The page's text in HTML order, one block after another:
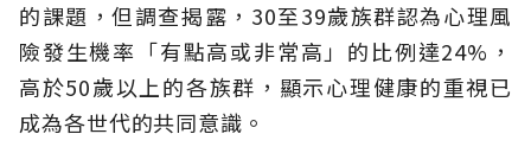
的課題，但調查揭露，30至39歲族群認為心理風
險發生機率「有點高或非常高」的比例達24%，
高於50歲以上的各族群，顯示心理健康的重視已
成為各世代的共同意識。